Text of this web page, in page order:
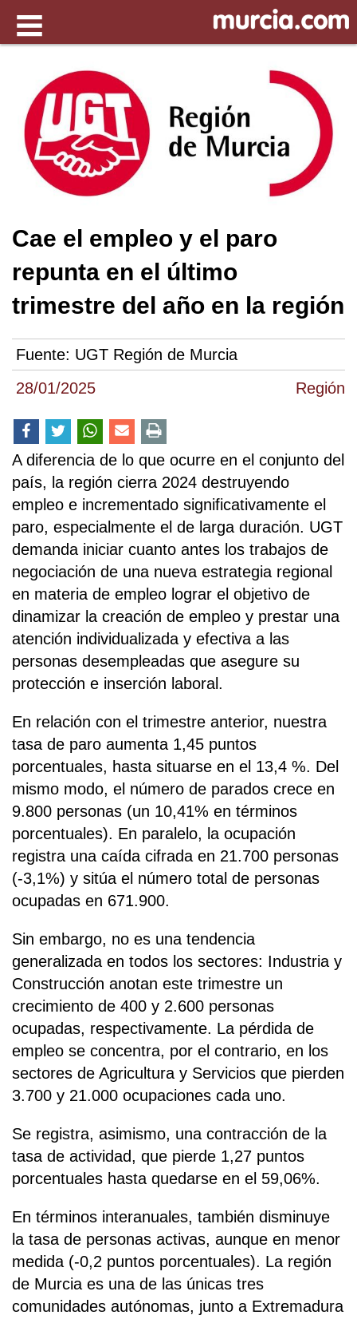
28/01/2025 Región
Cae el empleo y el paro
repunta en el último
trimestre del año en la región
Fuente: UGT Región de Murcia
A diferencia de lo que ocurre en el conjunto del
país, la región cierra 2024 destruyendo
empleo e incrementado significativamente el
paro, especialmente el de larga duración. UGT
demanda iniciar cuanto antes los trabajos de
negociación de una nueva estrategia regional
en materia de empleo lograr el objetivo de
dinamizar la creación de empleo y prestar una
atención individualizada y efectiva a las
personas desempleadas que asegure su
protección e inserción laboral.
En relación con el trimestre anterior, nuestra
tasa de paro aumenta 1,45 puntos
porcentuales, hasta situarse en el 13,4 %. Del
mismo modo, el número de parados crece en
9.800 personas (un 10,41% en términos
porcentuales). En paralelo, la ocupación
registra una caída cifrada en 21.700 personas
(-3,1%) y sitúa el número total de personas
ocupadas en 671.900.
Sin embargo, no es una tendencia
generalizada en todos los sectores: Industria y
Construcción anotan este trimestre un
crecimiento de 400 y 2.600 personas
ocupadas, respectivamente. La pérdida de
empleo se concentra, por el contrario, en los
sectores de Agricultura y Servicios que pierden
3.700 y 21.000 ocupaciones cada uno.
Se registra, asimismo, una contracción de la
tasa de actividad, que pierde 1,27 puntos
porcentuales hasta quedarse en el 59,06%.
En términos interanuales, también disminuye
la tasa de personas activas, aunque en menor
medida (-0,2 puntos porcentuales). La región
de Murcia es una de las únicas tres
comunidades autónomas, junto a Extremadura